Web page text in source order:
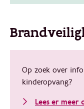
Op zoek over
kinderopvang?
Lees er meer